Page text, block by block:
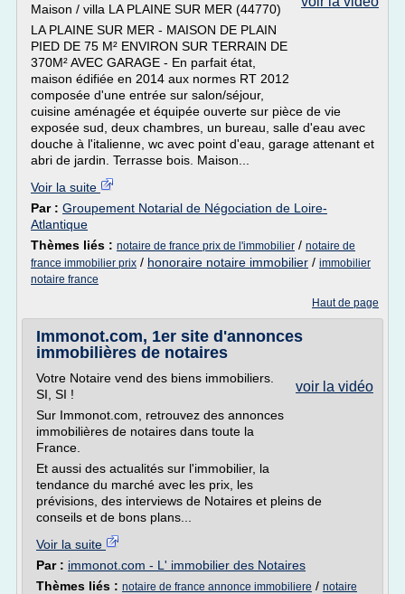
Maison / villa LA PLAINE SUR MER (44770)
LA PLAINE SUR MER - MAISON DE PLAIN
PIED DE 75 M² ENVIRON SUR TERRAIN DE
370M² AVEC GARAGE - En parfait état,
maison édifiée en 2014 aux normes RT 2012
composée d'une entrée sur salon/séjour,
cuisine aménagée et équipée ouverte sur pièce de vie
exposée sud, deux chambres, un bureau, salle d'eau avec
douche à l'italienne, wc avec point d'eau, garage attenant et
abri de jardin. Terrasse bois. Maison...
Voir la suite
Par : Groupement Notarial de Négociation de Loire-
Atlantique
Thèmes liés : notaire de france prix de l'immobilier / notaire de
france immobilier prix / honoraire notaire immobilier / immobilier
notaire france
Haut de page
Immonot.com, 1er site d'annonces
immobilières de notaires
voir la vidéo
Votre Notaire vend des biens immobiliers.
SI, SI !
Sur Immonot.com, retrouvez des annonces
immobilières de notaires dans toute la
France.
Et aussi des actualités sur l'immobilier, la
tendance du marché avec les prix, les
prévisions, des interviews de Notaires et pleins de
conseils et de bons plans...
Voir la suite
Par : immonot.com - L' immobilier des Notaires
Thèmes liés : notaire de france annonce immobiliere / notaire